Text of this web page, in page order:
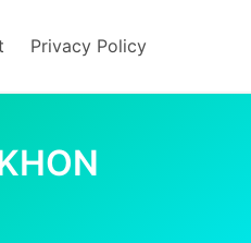
Privacy Policy